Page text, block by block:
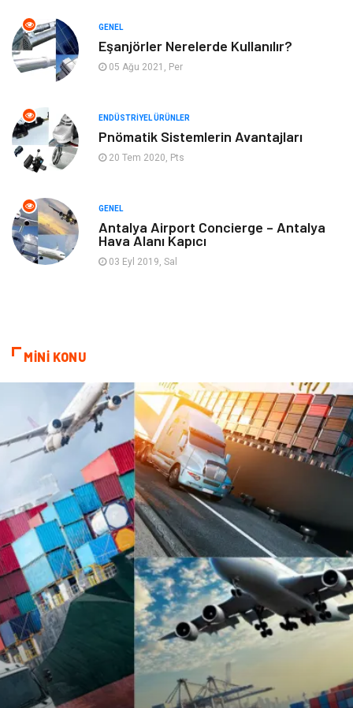
Mobilya Hizmet
Endüstriyel Ürünler
Aksesuar Bahçe Ev
Ambalaj
Markalar
Telekomünikasyon Basın Yayın
Dernekler ve Birlikler
Kiralama Servisleri Alüminyum
Doğal Enerji Kaynakları İşitme
Hediyelik Eşya Veteriner
Pazarlama Moda
GENEL
Eşanjörler Nerelerde Kullanılır?
05 Ağu 2021, Per
ENDÜSTRIYEL ÜRÜNLER
Pnömatik Sistemlerin Avantajları
20 Tem 2020, Pts
GENEL
Antalya Airport Concierge – Antalya
Hava Alanı Kapıcı
03 Eyl 2019, Sal
MİNİ KONU